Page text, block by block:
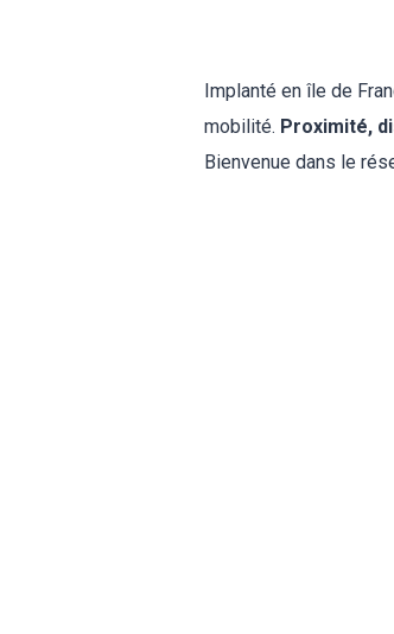
Implanté en île de
mobilité. Proximité,
Bienvenue dans le